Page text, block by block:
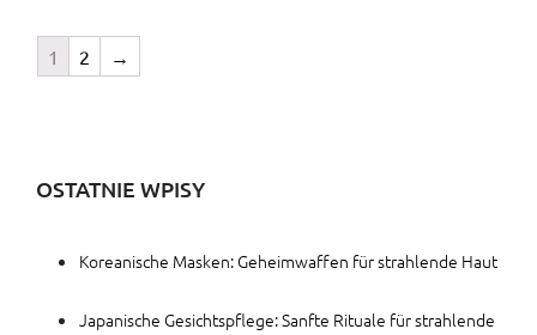
1 2 →
OSTATNIE WPISY
Koreanische Masken: Geheimwaffen für strahlende Haut
Japanische Gesichtspflege: Sanfte Rituale für strahlende